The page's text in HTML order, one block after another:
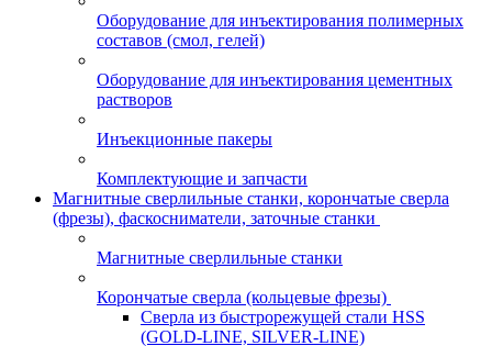
Оборудование для инъектирования полимерных
составов (смол, гелей)
Оборудование для инъектирования цементных
растворов
Инъекционные пакеры
Комплектующие и запчасти
Магнитные сверлильные станки, корончатые сверла
(фрезы), фаскосниматели, заточные станки
Магнитные сверлильные станки
Корончатые сверла (кольцевые фрезы)
Сверла из быстрорежущей стали HSS
(GOLD-LINE, SILVER-LINE)